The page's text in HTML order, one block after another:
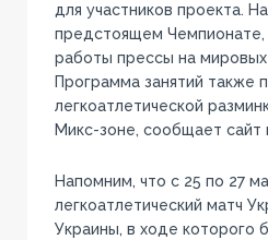
для участников проекта.
предстоящем Чемпионате,
работы прессы на мировых
Программа занятий также
легкоатлетической
Микс-зоне, сообщает сайт
Напомним, что с 25 по 27
легкоатлетический матч
Украины, в ходе которого